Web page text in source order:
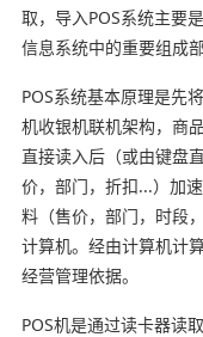
取，导入POS系统主要
信息系统中的重要组成部
POS系统基本原理是先
机收银机联机架构，商
直接读入后（或由键盘
价，部门，折扣...）加
料（售价，部门，时段
计算机。经由计算机计
经营管理依据。
POS机是通过读卡器读